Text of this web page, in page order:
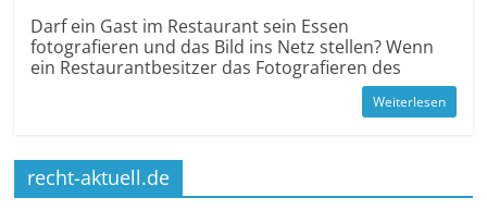
Darf ein Gast im Restaurant sein Essen
fotografieren und das Bild ins Netz stellen? Wenn
ein Restaurant­besitzer das Fotografieren des
Weiterlesen
recht-aktuell.de